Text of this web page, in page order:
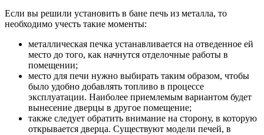
Если вы решили установить в бане печь из металла, то
необходимо учесть такие моменты:
металлическая печка устанавливается на отведенное ей
место до того, как начнутся отделочные работы в
помещении;
место для печи нужно выбирать таким образом, чтобы
было удобно добавлять топливо в процессе
эксплуатации. Наиболее приемлемым вариантом будет
вынесение дверцы в другое помещение;
также следует обратить внимание на сторону, в которую
открывается дверца. Существуют модели печей, в